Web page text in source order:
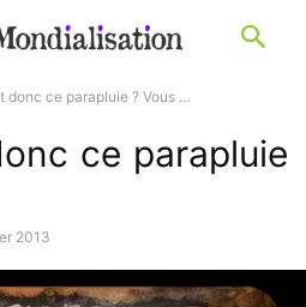
donc ce parapluie ? Vous …
ce parapluie
2013